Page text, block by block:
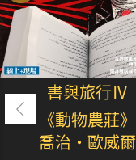
書與旅行Ⅳ
《動物農莊》
喬治・歐威爾